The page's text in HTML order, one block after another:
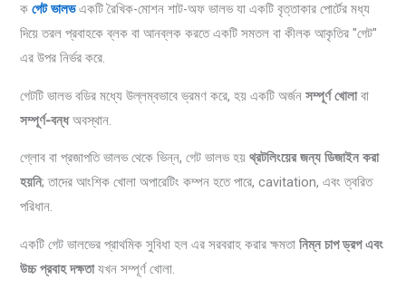
কগেট ভালভএকটি রৈখিক-মোশন শাট-অফ ভালভ যা একটি বৃত্তাকার পোর্টের মধ্য
দিয়ে তরল প্রবাহকে ব্লক বা আনব্লক করতে একটি সমতল বা কীলক আকৃতির "গেট"
এর উপর নির্ভর করে.
গেটটি ভালভ বডির মধ্যে উল্লম্বভাবে ভ্রমণ করে, হয় একটি অর্জনসম্পূর্ণ খোলাবা
সম্পূর্ণ-বন্ধঅবস্থান.
গ্লোব বা প্রজাপতি ভালভ থেকে ভিন্ন, গেট ভালভ হয়থ্রটলিংয়ের জন্য ডিজাইন করা
হয়নি; তাদের আংশিক খোলা অপারেটিং কম্পন হতে পারে, cavitation, এবং ত্বরিত
পরিধান.
একটি গেট ভালভের প্রাথমিক সুবিধা হল এর সরবরাহ করার ক্ষমতানিম্ন চাপ ড্রপ এবং
উচ্চ প্রবাহ দক্ষতাযখন সম্পূর্ণ খোলা.